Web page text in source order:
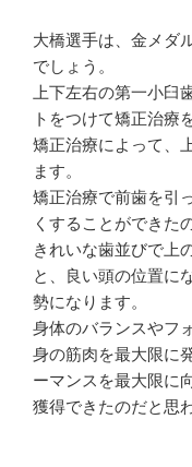
大橋選手は、金メダ
でしょう。
上下左右の第一小臼
トをつけて矯正治療
矯正治療によって、
ます。
矯正治療で前歯を引
くすることができた
きれいな歯並びで上
と、良い頭の位置に
勢になります。
身体のバランスやフ
身の筋肉を最大限に
ーマンスを最大限に
獲得できたのだと思